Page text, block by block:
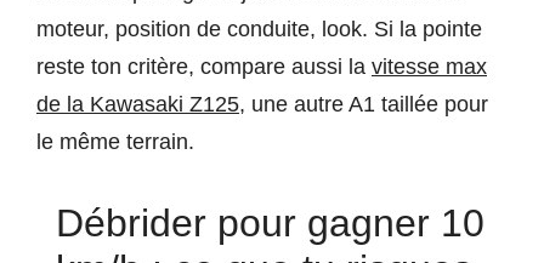
moteur, position de conduite, look. Si la pointe
reste ton critère, compare aussi la vitesse max
de la Kawasaki Z125, une autre A1 taillée pour
le même terrain.
Débrider pour gagner 10